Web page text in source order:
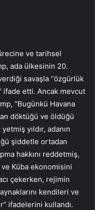
ve tarihsel
ada ülkesinin 20.
verdiği savaşla “özgürlük
ifade etti. Ancak mevcut
“Bugünkü Havana
döktüğü ve öldüğü
yıldır, adanın
şiddetle ortadan
hakkını reddetmiş,
Küba ekonomisini
çekerken, rejimin
kendileri ve
ifadelerini kullandı.